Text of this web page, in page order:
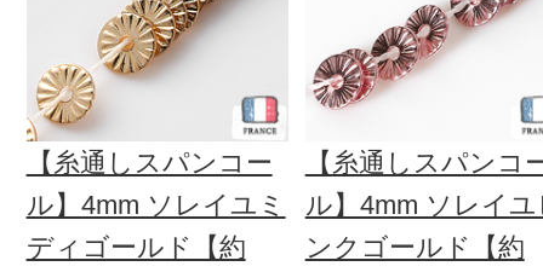
【糸通しスパンコー
ル】4mm ソレイユミ
ディゴールド【約
【糸通しスパンコ
ル】4mm ソレイユ
ンクゴールド【約